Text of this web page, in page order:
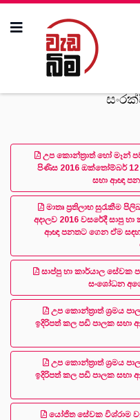
උප කොන්ත්‍රාත් හෝ මෑන්
පිණිස 2016 ඔක්තෝම්බර් 12
සභා ආඥා
මාතෘ ප්‍රතිලාභ සුරැකීම
අදාලව 2016 වසරේදී සාපු
ආඥා පනතට ගෙන ඒම
සාප්පු හා කාර්යාල
සංශෝධන
උප කොන්ත්‍රාත් ශ්‍රමය
ඉදිරිපත් කල පඩි පාලක
උප කොන්ත්‍රාත් ශ්‍රමය
ඉදිරිපත් කල පඩි පාලක
යෝජිත සේවක විශ්රාම